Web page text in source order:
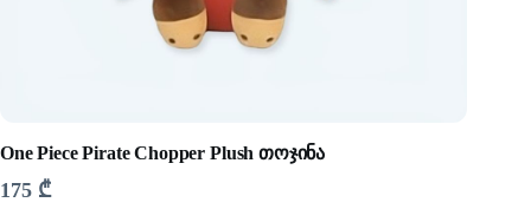
One Piece Pirate Chopper Plush თოჯინა
175 ₾